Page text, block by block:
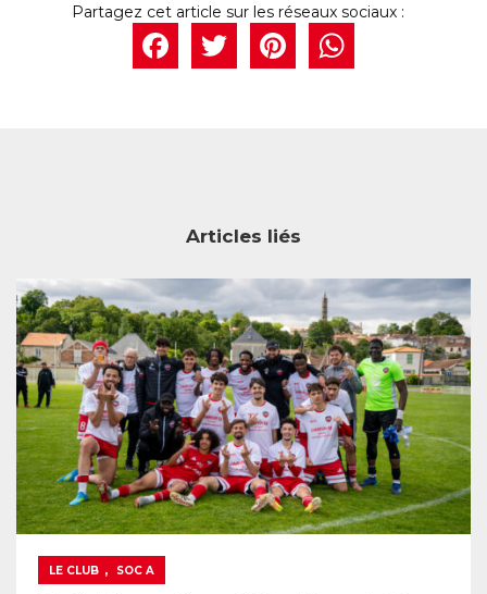
Facebook
Twitter
Articles liés
LE CLUB , SOC A